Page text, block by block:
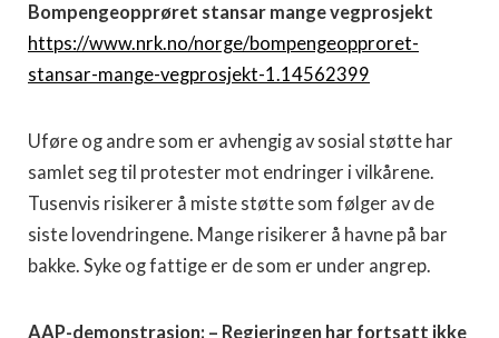
Bompengeopprøret stansar mange vegprosjekt
https://www.nrk.no/norge/bompengeopproret-
stansar-mange-vegprosjekt-1.14562399
Uføre og andre som er avhengig av sosial støtte har
samlet seg til protester mot endringer i vilkårene.
Tusenvis risikerer å miste støtte som følger av de
siste lovendringene. Mange risikerer å havne på bar
bakke. Syke og fattige er de som er under angrep.
AAP-demonstrasjon: – Regjeringen har fortsatt ikke